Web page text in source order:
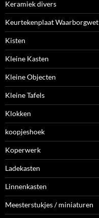
Keramiek divers
Keurtekenplaat Waarborgwet
Kisten
Kleine Kasten
Kleine Objecten
Kleine Tafels
Klokken
koopjeshoek
Koperwerk
Ladekasten
Linnenkasten
Meesterstukjes / miniaturen